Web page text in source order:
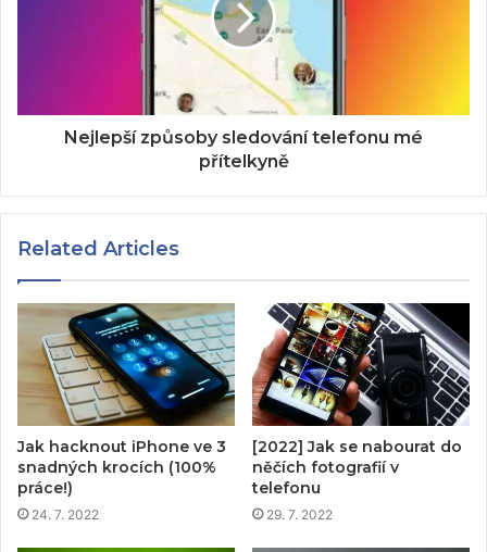
Nejlepší způsoby sledování telefonu mé
přítelkyně
Related Articles
Jak hacknout iPhone ve 3
snadných krocích (100%
práce!)
24. 7. 2022
[2022] Jak se nabourat do
něčích fotografií v
telefonu
29. 7. 2022